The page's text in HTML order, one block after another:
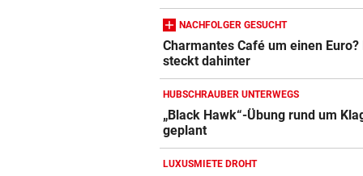
NACHFOLGER GESUCHT
Charmantes Café um einen Euro?
steckt dahinter
HUBSCHRAUBER UNTERWEGS
„Black Hawk“-Übung rund um
geplant
LUXUSMIETE DROHT